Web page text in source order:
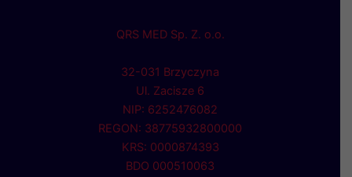
QRS MED Sp. Z. o.o.
32-031 Brzyczyna
Ul. Zacisze 6
NIP: 6252476082
REGON: 38775932800000
KRS: 0000874393
BDO 000510063